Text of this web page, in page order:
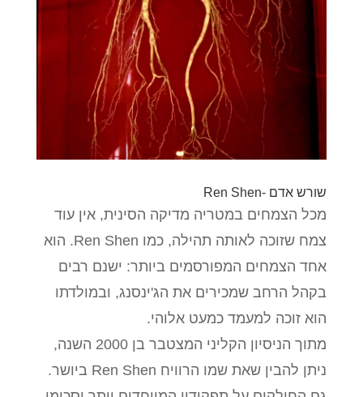
שורש אדם -Ren Shen
מכל הצמחים במטריה מדיקה הסינית, אין עוד
צמח שזוכה לאותה תהילה, כמו Ren Shen. הוא
אחד הצמחים המפורסמים ביותר: ישנם רבים
בקהל הרחב שמכירים את הג'ינסנג, ובמולדתו
הוא זוכה למעמד כמעט אלוהי.
מתוך הניסיון הקליני המצטבר בן 2000 השנה,
ניתן להבין שאת שמו הרוויח Ren Shen ביושר.